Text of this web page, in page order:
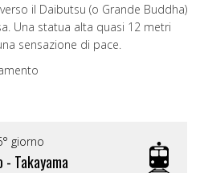
il Daibutsu (o Grande Buddha)
Una statua alta quasi 12 metri
sensazione di pace.
giorno
- Takayama